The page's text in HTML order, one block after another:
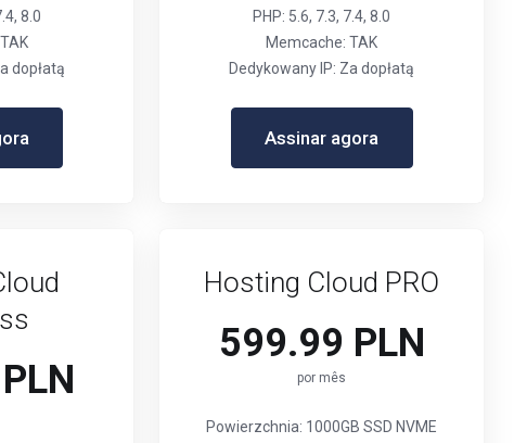
8.0
dopłatą
PHP: 5.6, 7.3, 7.4, 8.0
Memcache: TAK
Dedykowany IP: Za dopłatą
Assinar agora
Hosting Cloud PRO
599.99 PLN
por mês
Powierzchnia: 1000GB SSD NVME